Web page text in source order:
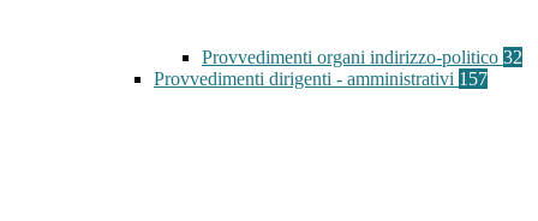
Provvedimenti organi indirizzo-politico 32
Provvedimenti dirigenti - amministrativi 157